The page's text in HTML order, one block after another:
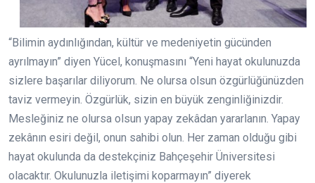
“Bilimin aydınlığından, kültür ve medeniyetin gücünden
ayrılmayın” diyen Yücel, konuşmasını “Yeni hayat okulunuzda
sizlere başarılar diliyorum. Ne olursa olsun özgürlüğünüzden
taviz vermeyin. Özgürlük, sizin en büyük zenginliğinizdir.
Mesleğiniz ne olursa olsun yapay zekâdan yararlanın. Yapay
zekânın esiri değil, onun sahibi olun. Her zaman olduğu gibi
hayat okulunda da destekçiniz Bahçeşehir Üniversitesi
olacaktır. Okulunuzla iletişimi koparmayın” diyerek